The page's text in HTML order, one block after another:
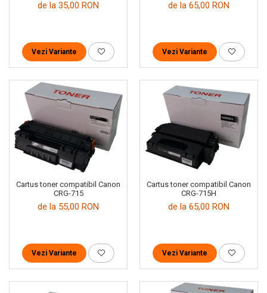
de la 35,00 RON
Vezi Variante
de la 65,00 RON
Vezi Variante
Cartus toner compatibil Canon
CRG-715
de la 55,00 RON
Vezi Variante
Cartus toner compatibil Canon
CRG-715H
de la 65,00 RON
Vezi Variante